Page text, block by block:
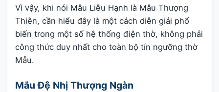
Vì vậy, khi nói Mẫu Liễu Hạnh là Mẫu Thượng
Thiên, cần hiểu đây là một cách diễn giải phổ
biến trong một số hệ thống điện thờ, không phải
công thức duy nhất cho toàn bộ tín ngưỡng thờ
Mẫu.
Mẫu Đệ Nhị Thượng Ngàn